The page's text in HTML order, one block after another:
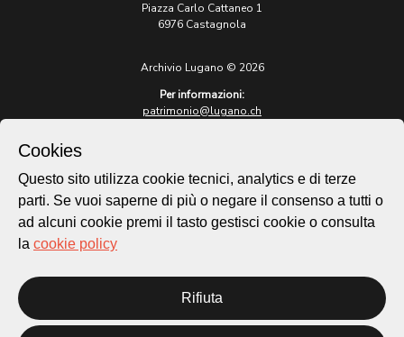
Piazza Carlo Cattaneo 1
6976 Castagnola
Archivio Lugano © 2026
Per informazioni:
patrimonio@lugano.ch
lugano.ch
Cookie policy
Homepage
Temi
Mappa
Cookies
Questo sito utilizza cookie tecnici, analytics e di terze
parti. Se vuoi saperne di più o negare il consenso a tutti o
ad alcuni cookie premi il tasto gestisci cookie o consulta
la cookie policy
Rifiuta